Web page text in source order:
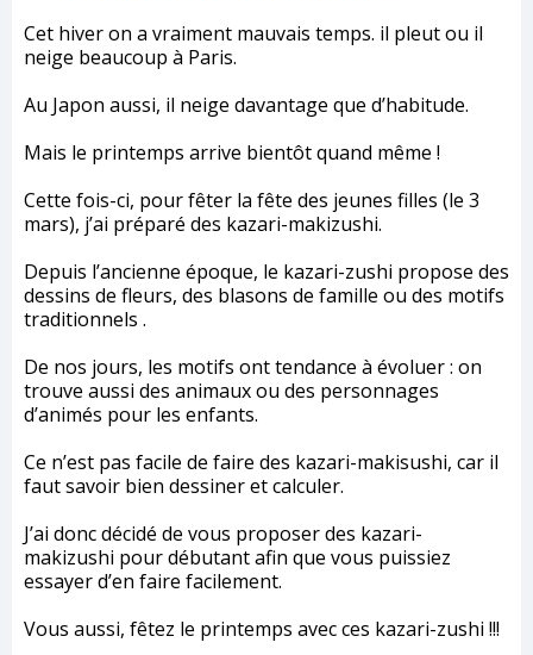
Cet hiver on a vraiment mauvais temps. il pleut ou il
neige beaucoup à Paris.
Au Japon aussi, il neige davantage que d’habitude.
Mais le printemps arrive bientôt quand même !
Cette fois-ci, pour fêter la fête des jeunes filles (le 3
mars), j’ai préparé des kazari-makizushi.
Depuis l’ancienne époque, le kazari-zushi propose des
dessins de fleurs, des blasons de famille ou des motifs
traditionnels .
De nos jours, les motifs ont tendance à évoluer : on
trouve aussi des animaux ou des personnages
d’animés pour les enfants.
Ce n’est pas facile de faire des kazari-makisushi, car il
faut savoir bien dessiner et calculer.
J’ai donc décidé de vous proposer des kazari-
makizushi pour débutant afin que vous puissiez
essayer d’en faire facilement.
Vous aussi, fêtez le printemps avec ces kazari-zushi !!!